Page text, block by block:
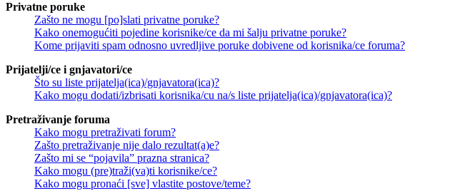
Privatne poruke
Zašto ne mogu [po]slati privatne poruke?
Kako onemogućiti pojedine korisnike/ce da mi šalju privatne poruke?
Kome prijaviti spam odnosno uvredljive poruke dobivene od korisnika/ce foruma?
Prijatelji/ce i gnjavatori/ce
Što su liste prijatelja(ica)/gnjavatora(ica)?
Kako mogu dodati/izbrisati korisnika/cu na/s liste prijatelja(ica)/gnjavatora(ica)?
Pretraživanje foruma
Kako mogu pretraživati forum?
Zašto pretraživanje nije dalo rezultat(a)e?
Zašto mi se “pojavila” prazna stranica?
Kako mogu (pre)traži(va)ti korisnike/ce?
Kako mogu pronaći [sve] vlastite postove/teme?